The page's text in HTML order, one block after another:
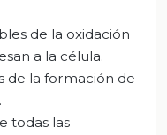
de la oxidación
a la célula.
de la formación de
todas las